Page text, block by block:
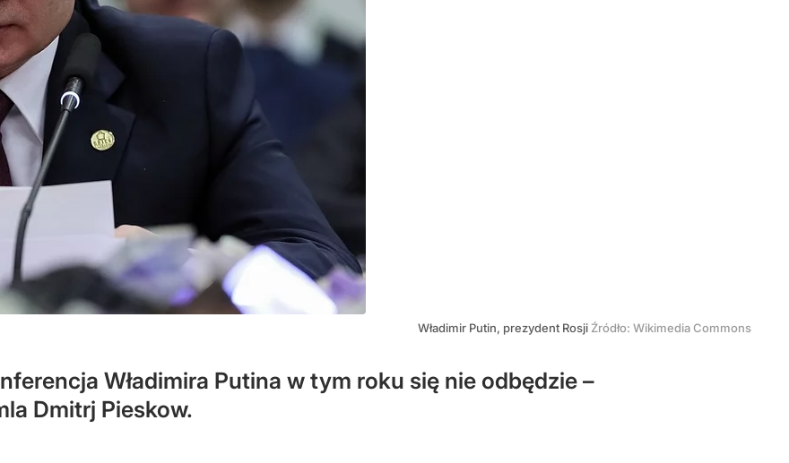
Władimir Putin, prezydent Rosji Źródło: Wikimedia Commons
Władimira Putina w tym roku się nie odbędzie –
Dmitrj Pieskow.